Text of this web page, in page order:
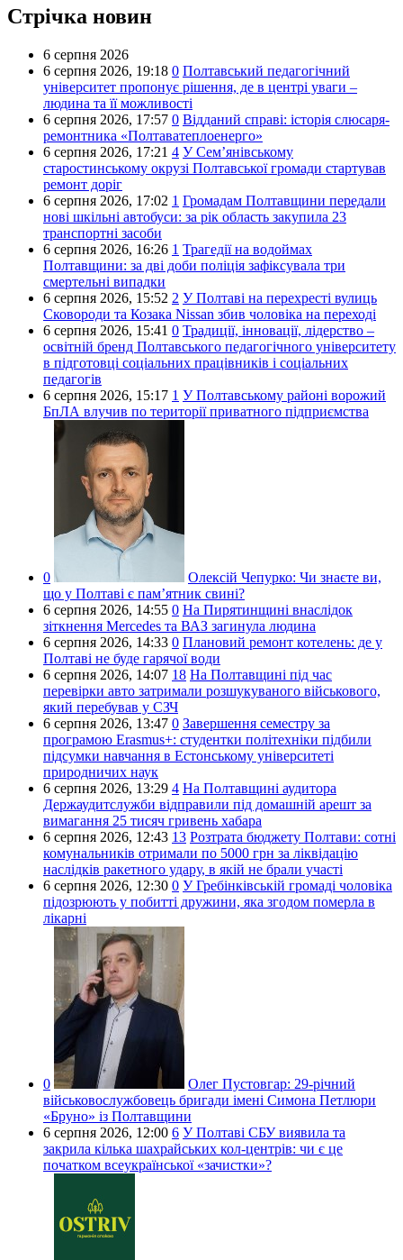
Стрічка новин
6 серпня 2026
6 серпня 2026, 19:18 0 Полтавський педагогічний
університет пропонує рішення, де в центрі уваги –
людина та її можливості
6 серпня 2026, 17:57 0 Відданий справі: історія слюсаря-
ремонтника «Полтаватеплоенерго»
6 серпня 2026, 17:21 4 У Сем’янівському
старостинському окрузі Полтавської громади стартував
ремонт доріг
6 серпня 2026, 17:02 1 Громадам Полтавщини передали
нові шкільні автобуси: за рік область закупила 23
транспортні засоби
6 серпня 2026, 16:26 1 Трагедії на водоймах
Полтавщини: за дві доби поліція зафіксувала три
смертельні випадки
6 серпня 2026, 15:52 2 У Полтаві на перехресті вулиць
Сковороди та Козака Nissan збив чоловіка на переході
6 серпня 2026, 15:41 0 Традиції, інновації, лідерство –
освітній бренд Полтавського педагогічного університету
в підготовці соціальних працівників і соціальних
педагогів
6 серпня 2026, 15:17 1 У Полтавському районі ворожий
БпЛА влучив по території приватного підприємства
0 Олексій Чепурко: Чи знаєте ви,
що у Полтаві є пам’ятник свині?
6 серпня 2026, 14:55 0 На Пирятинщині внаслідок
зіткнення Mercedes та ВАЗ загинула людина
6 серпня 2026, 14:33 0 Плановий ремонт котелень: де у
Полтаві не буде гарячої води
6 серпня 2026, 14:07 18 На Полтавщині під час
перевірки авто затримали розшукуваного військового,
який перебував у СЗЧ
6 серпня 2026, 13:47 0 Завершення семестру за
програмою Erasmus+: студентки політехніки підбили
підсумки навчання в Естонському університеті
природничих наук
6 серпня 2026, 13:29 4 На Полтавщині аудитора
Держаудитслужби відправили під домашній арешт за
вимагання 25 тисяч гривень хабара
6 серпня 2026, 12:43 13 Розтрата бюджету Полтави: сотні
комунальників отримали по 5000 грн за ліквідацію
наслідків ракетного удару, в якій не брали участі
6 серпня 2026, 12:30 0 У Гребінківській громаді чоловіка
підозрюють у побитті дружини, яка згодом померла в
лікарні
0 Олег Пустовгар: 29-річний
військовослужбовець бригади імені Симона Петлюри
«Бруно» із Полтавщини
6 серпня 2026, 12:00 6 У Полтаві СБУ виявила та
закрила кілька шахрайських кол-центрів: чи є це
початком всеукраїнської «зачистки»?